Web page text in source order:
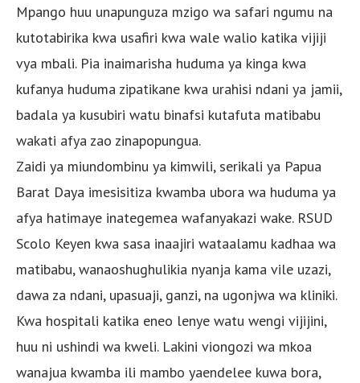
Mpango huu unapunguza mzigo wa safari ngumu na
kutotabirika kwa usafiri kwa wale walio katika vijiji
vya mbali. Pia inaimarisha huduma ya kinga kwa
kufanya huduma zipatikane kwa urahisi ndani ya jamii,
badala ya kusubiri watu binafsi kutafuta matibabu
wakati afya zao zinapopungua.
Zaidi ya miundombinu ya kimwili, serikali ya Papua
Barat Daya imesisitiza kwamba ubora wa huduma ya
afya hatimaye inategemea wafanyakazi wake. RSUD
Scolo Keyen kwa sasa inaajiri wataalamu kadhaa wa
matibabu, wanaoshughulikia nyanja kama vile uzazi,
dawa za ndani, upasuaji, ganzi, na ugonjwa wa kliniki.
Kwa hospitali katika eneo lenye watu wengi vijijini,
huu ni ushindi wa kweli. Lakini viongozi wa mkoa
wanajua kwamba ili mambo yaendelee kuwa bora,